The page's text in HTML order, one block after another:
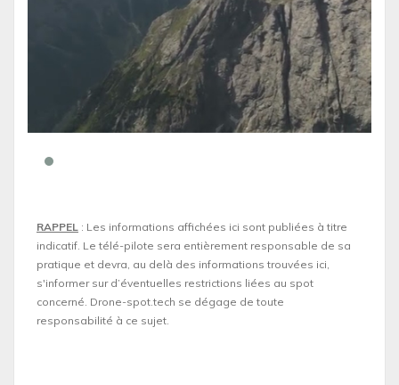
RAPPEL : Les informations affichées ici sont publiées à titre
indicatif. Le télé-pilote sera entièrement responsable de sa
pratique et devra, au delà des informations trouvées ici,
s'informer sur d’éventuelles restrictions liées au spot
concerné. Drone-spot.tech se dégage de toute
responsabilité à ce sujet.